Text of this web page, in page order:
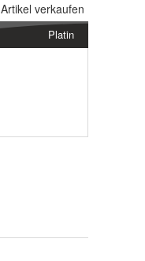
Artikel verkaufen
Platin